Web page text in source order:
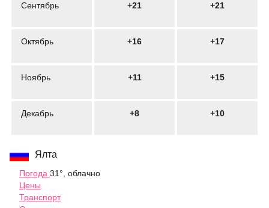
Сентябрь +21 +21
Октябрь +16 +17
Ноябрь +11 +15
Декабрь +8 +10
Ялта
Погода 31°, облачно
Цены
Транспорт